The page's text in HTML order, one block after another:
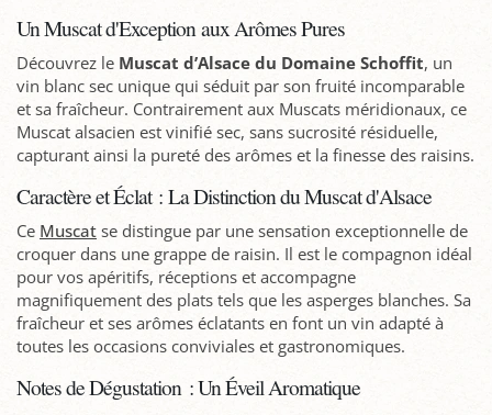
Un Muscat d'Exception aux Arômes Pures
Découvrez le Muscat d’Alsace du Domaine Schoffit, un
vin blanc sec unique qui séduit par son fruité incomparable
et sa fraîcheur. Contrairement aux Muscats méridionaux, ce
Muscat alsacien est vinifié sec, sans sucrosité résiduelle,
capturant ainsi la pureté des arômes et la finesse des raisins.
Caractère et Éclat : La Distinction du Muscat d'Alsace
Ce Muscat se distingue par une sensation exceptionnelle de
croquer dans une grappe de raisin. Il est le compagnon idéal
pour vos apéritifs, réceptions et accompagne
magnifiquement des plats tels que les asperges blanches. Sa
fraîcheur et ses arômes éclatants en font un vin adapté à
toutes les occasions conviviales et gastronomiques.
Notes de Dégustation : Un Éveil Aromatique